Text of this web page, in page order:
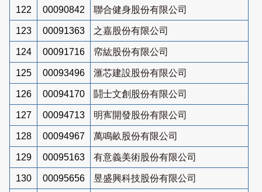
122 00090842 聯合健身股份有限公司
123 00091363 之嘉股份有限公司
124 00091716 帟紘股份有限公司
125 00093496 滙芯建設股份有限公司
126 00094170 鬪士文創股份有限公司
127 00094713 明寯開發股份有限公司
128 00094967 萬鳴畝股份有限公司
129 00095163 有意義美術股份有限公司
130 00095656 昱盛興科技股份有限公司